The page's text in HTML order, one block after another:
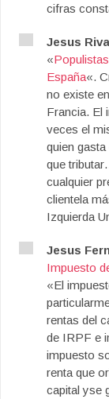
cifras
Jesus
«
España«.
no existe
Francia. El
veces el
quien
que
cualquier
clientela
Izquierda
Jesus
Impuesto
«El
rentas del
de IRPF e
impuesto
renta que
capital yse